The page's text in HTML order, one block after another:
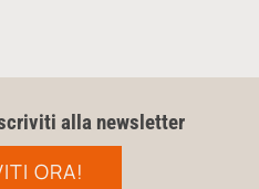
alla newsletter
ORA!